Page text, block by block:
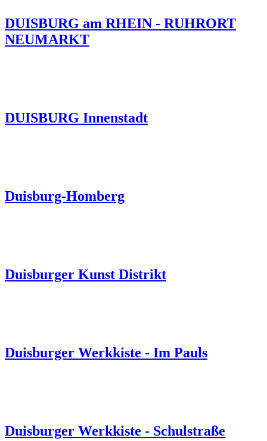
DUISBURG am RHEIN - RUHRORT
NEUMARKT
DUISBURG Innenstadt
Duisburg-Homberg
Duisburger Kunst Distrikt
Duisburger Werkkiste - Im Pauls
Duisburger Werkkiste - Schulstraße